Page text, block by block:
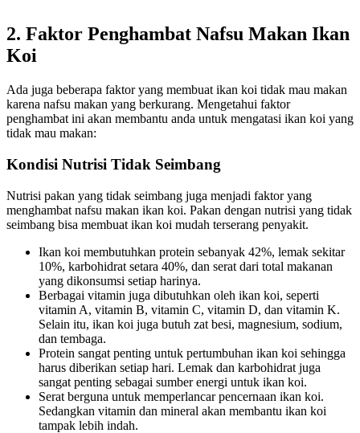
2. Faktor Penghambat Nafsu Makan Ikan
Koi
Ada juga beberapa faktor yang membuat ikan koi tidak mau makan
karena nafsu makan yang berkurang. Mengetahui faktor
penghambat ini akan membantu anda untuk mengatasi ikan koi yang
tidak mau makan:
Kondisi Nutrisi Tidak Seimbang
Nutrisi pakan yang tidak seimbang juga menjadi faktor yang
menghambat nafsu makan ikan koi. Pakan dengan nutrisi yang tidak
seimbang bisa membuat ikan koi mudah terserang penyakit.
Ikan koi membutuhkan protein sebanyak 42%, lemak sekitar
10%, karbohidrat setara 40%, dan serat dari total makanan
yang dikonsumsi setiap harinya.
Berbagai vitamin juga dibutuhkan oleh ikan koi, seperti
vitamin A, vitamin B, vitamin C, vitamin D, dan vitamin K.
Selain itu, ikan koi juga butuh zat besi, magnesium, sodium,
dan tembaga.
Protein sangat penting untuk pertumbuhan ikan koi sehingga
harus diberikan setiap hari. Lemak dan karbohidrat juga
sangat penting sebagai sumber energi untuk ikan koi.
Serat berguna untuk memperlancar pencernaan ikan koi.
Sedangkan vitamin dan mineral akan membantu ikan koi
tampak lebih indah.